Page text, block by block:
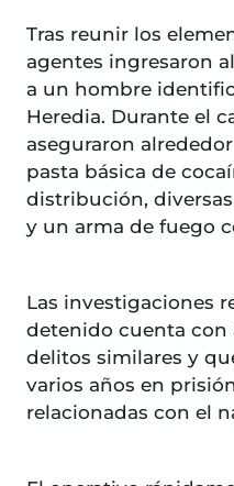
Tras reunir los
agentes ingresaron
a un hombre
Heredia. Durante el
aseguraron
pasta básica de
distribución,
y un arma de fuego
Las investigaciones
detenido cuenta con
delitos similares y
varios años en
relacionadas con el